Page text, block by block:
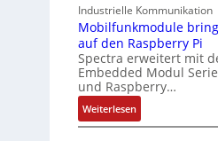
rI
a
n
d
E
9
-
Z
o
l
l
-
I
Industrielle Kommunikation
Mobilfunkmodule
auf den Raspberry Pi
Spectra erweitert mit
Embedded Modul
und Raspberry…
Weiterlesen:
M